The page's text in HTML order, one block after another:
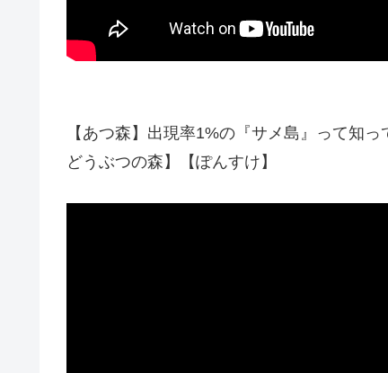
【あつ森】出現率1%の『サメ島』って知
どうぶつの森】【ぽんすけ】